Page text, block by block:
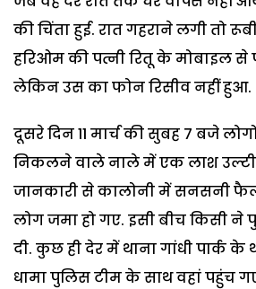
की चिंता हुई. रात गहराने लगी तो
हरिओम की पत्नी रितू के मोबाइल से
लेकिन उस का फोन रिसीव नहीं हुआ.
दूसरे दिन 11 मार्च की सुबह 7 बजे
निकलने वाले नाले में एक लाश उल्टी
जानकारी से कालोनी में सनसनी
लोग जमा हो गए. इसी बीच किसी ने
दी. कुछ ही देर में थाना गांधी पार्क के
धामा पुलिस टीम के साथ वहां पहुंच